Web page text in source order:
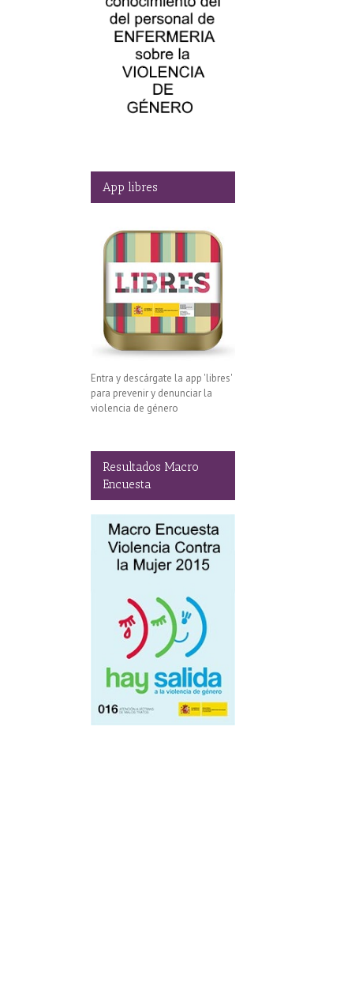
App libres
Entra y descárgate la app 'libres'
para prevenir y denunciar la
violencia de género
Resultados Macro
Encuesta